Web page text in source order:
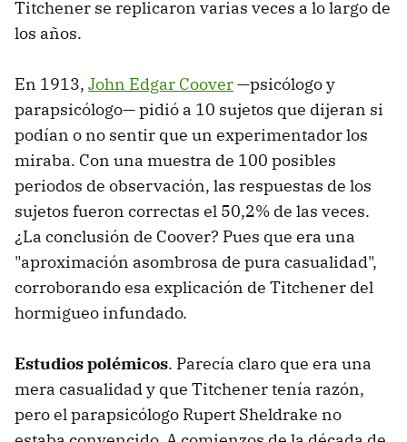
Titchener se replicaron varias veces a lo largo de
los años.
En 1913, John Edgar Coover—psicólogo y
parapsicólogo— pidió a 10 sujetos que dijeran si
podían o no sentir que un experimentador los
miraba. Con una muestra de 100 posibles
periodos de observación, las respuestas de los
sujetos fueron correctas el 50,2% de las veces.
¿La conclusión de Coover? Pues que era una
"aproximación asombrosa de pura casualidad",
corroborando esa explicación de Titchener del
hormigueo infundado.
Estudios polémicos. Parecía claro que era una
mera casualidad y que Titchener tenía razón,
pero el parapsicólogo Rupert Sheldrake no